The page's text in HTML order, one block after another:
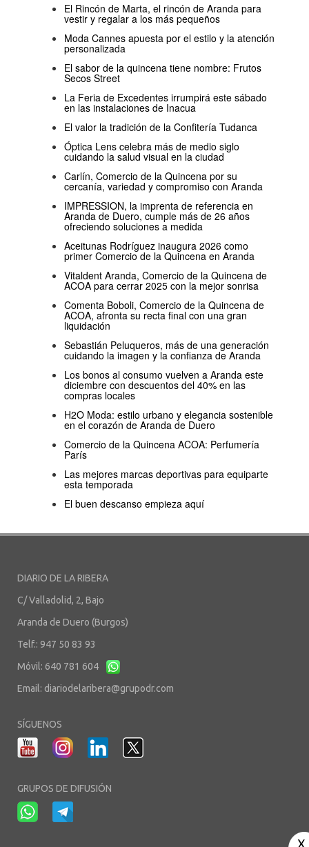
El Rincón de Marta, el rincón de Aranda para
vestir y regalar a los más pequeños
Moda Cannes apuesta por el estilo y la atención
personalizada
El sabor de la quincena tiene nombre: Frutos
Secos Street
La Feria de Excedentes irrumpirá este sábado
en las instalaciones de Inacua
El valor la tradición de la Confitería Tudanca
Óptica Lens celebra más de medio siglo
cuidando la salud visual en la ciudad
Carlín, Comercio de la Quincena por su
cercanía, variedad y compromiso con Aranda
IMPRESSION, la imprenta de referencia en
Aranda de Duero, cumple más de 26 años
ofreciendo soluciones a medida
Aceitunas Rodríguez inaugura 2026 como
primer Comercio de la Quincena en Aranda
Vitaldent Aranda, Comercio de la Quincena de
ACOA para cerrar 2025 con la mejor sonrisa
Comenta Boboli, Comercio de la Quincena de
ACOA, afronta su recta final con una gran
liquidación
Sebastián Peluqueros, más de una generación
cuidando la imagen y la confianza de Aranda
Los bonos al consumo vuelven a Aranda este
diciembre con descuentos del 40% en las
compras locales
H2O Moda: estilo urbano y elegancia sostenible
en el corazón de Aranda de Duero
Comercio de la Quincena ACOA: Perfumería
París
Las mejores marcas deportivas para equiparte
esta temporada
El buen descanso empieza aquí
DIARIO DE LA RIBERA
C/ Valladolid, 2, Bajo
Aranda de Duero (Burgos)
Telf.: 947 50 83 93
Móvil: 640 781 604
Email: diariodelaribera@grupodr.com
SÍGUENOS
GRUPOS DE DIFUSIÓN